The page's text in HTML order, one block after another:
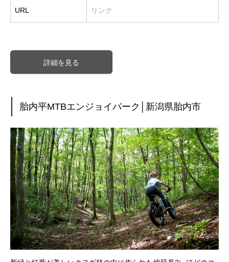
URL リンク
詳細を見る
胎内平MTBエンジョイパーク│新潟県胎内市